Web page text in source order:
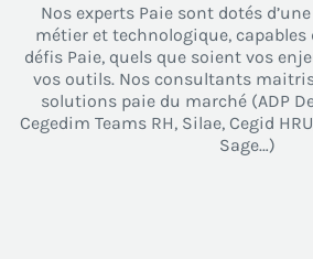
Nos experts Paie sont dotés
métier et technologique, capables
défis Paie, quels que soient vos
vos outils. Nos consultants
solutions paie du marché (ADP
Cegedim Teams RH, Silae, Cegid
Sage…)